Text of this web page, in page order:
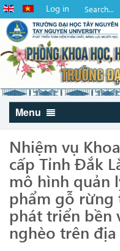
Log in
Menu
Nhiệm vụ
cấp Tỉnh Đắk
mô hình quản
phẩm gỗ
phát triển bền
nghèo trên